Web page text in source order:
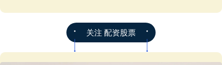
关注 配资股票